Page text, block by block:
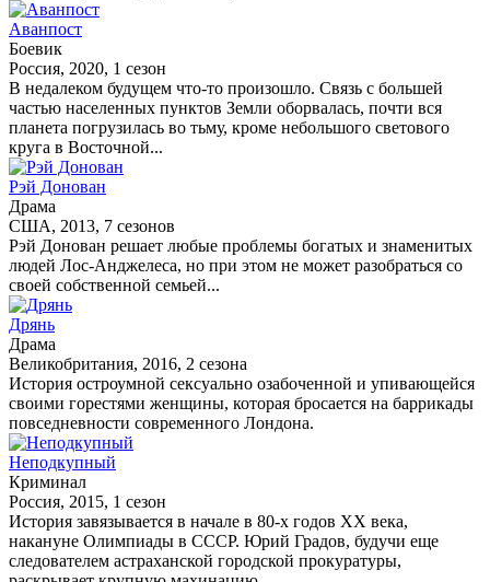
Аванпост
Боевик
Россия, 2020, 1 сезон
В недалеком будущем что-то произошло. Связь с большей
частью населенных пунктов Земли оборвалась, почти вся
планета погрузилась во тьму, кроме небольшого светового
круга в Восточной...
Рэй Донован
Драма
США, 2013, 7 сезонов
Рэй Донован решает любые проблемы богатых и знаменитых
людей Лос-Анджелеса, но при этом не может разобраться со
своей собственной семьей...
Дрянь
Драма
Великобритания, 2016, 2 сезона
История остроумной сексуально озабоченной и упивающейся
своими горестями женщины, которая бросается на баррикады
повседневности современного Лондона.
Неподкупный
Криминал
Россия, 2015, 1 сезон
История завязывается в начале в 80-х годов ХХ века,
накануне Олимпиады в СССР. Юрий Градов, будучи еще
следователем астраханской городской прокуратуры,